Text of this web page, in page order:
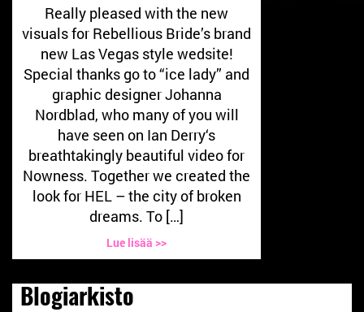
Really pleased with the new
visuals for Rebellious Bride’s brand
new Las Vegas style wedsite!
Special thanks go to “ice lady” and
graphic designer Johanna
Nordblad, who many of you will
have seen on Ian Derry‘s
breathtakingly beautiful video for
Nowness. Together we created the
look for HEL – the city of broken
dreams. To […]
Lue lisää >>
Blogiarkisto